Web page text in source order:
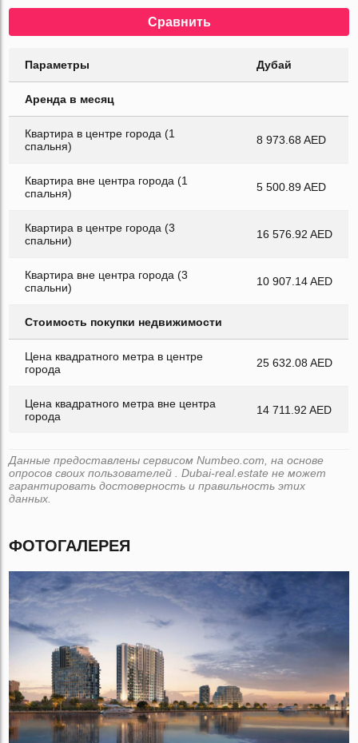
Сравнить
Параметры Дубай
Аренда в месяц
Квартира в центре города (1
спальня)
8 973.68 AED
Квартира вне центра города (1
спальня)
5 500.89 AED
Квартира в центре города (3
спальни)
16 576.92 AED
Квартира вне центра города (3
спальни)
10 907.14 AED
Стоимость покупки недвижимости
Цена квадратного метра в центре
города
25 632.08 AED
Цена квадратного метра вне центра
города
14 711.92 AED
Данные предоставлены сервисом Numbeo.com, на основе
опросов своих пользователей . Dubai-real.estate не может
гарантировать достоверность и правильность этих
данных.
ФОТОГАЛЕРЕЯ